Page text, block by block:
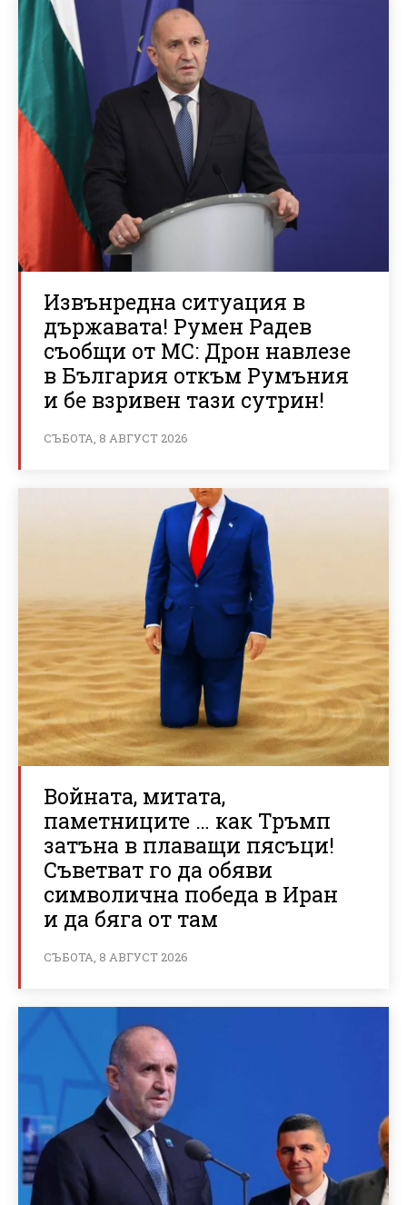
Извънредна ситуация в
държавата! Румен Радев
съобщи от МС: Дрон навлезе
в България откъм Румъния
и бе взривен тази сутрин!
СЪБОТА, 8 АВГУСТ 2026
Войната, митата,
паметниците … как Тръмп
затъна в плаващи пясъци!
Съветват го да обяви
символична победа в Иран
и да бяга от там
СЪБОТА, 8 АВГУСТ 2026